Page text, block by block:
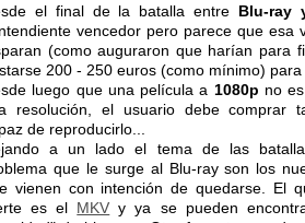
el final de la batalla entre Blu-ray
vencedor pero parece que
(como auguraron que harían para
200 - 250 euros (como mínimo)
luego que una película a 1080p no
resolución, el usuario debe comprar
de reproducirlo...
a un lado el tema de las
que le surge al Blu-ray son los
vienen con intención de quedarse. El
es el MKV y ya se pueden